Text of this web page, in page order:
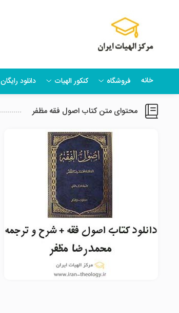
خانه فروشگاه کنکور الهیات دانلود رایگان
محتوای متن کتاب اصول فقه مظفر